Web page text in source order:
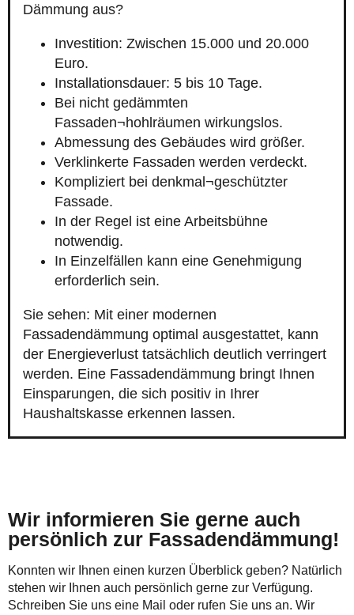
Dämmung aus?
Investition: Zwischen 15.000 und 20.000
Euro.
Installationsdauer: 5 bis 10 Tage.
Bei nicht gedämmten
Fassaden¬hohlräumen wirkungslos.
Abmessung des Gebäudes wird größer.
Verklinkerte Fassaden werden verdeckt.
Kompliziert bei denkmal¬geschützter
Fassade.
In der Regel ist eine Arbeitsbühne
notwendig.
In Einzelfällen kann eine Genehmigung
erforderlich sein.
Sie sehen: Mit einer modernen
Fassadendämmung optimal ausgestattet, kann
der Energieverlust tatsächlich deutlich verringert
werden. Eine Fassadendämmung bringt Ihnen
Einsparungen, die sich positiv in Ihrer
Haushaltskasse erkennen lassen.
Wir informieren Sie gerne auch
persönlich zur Fassadendämmung!
Konnten wir Ihnen einen kurzen Überblick geben? Natürlich
stehen wir Ihnen auch persönlich gerne zur Verfügung.
Schreiben Sie uns eine Mail oder rufen Sie uns an. Wir